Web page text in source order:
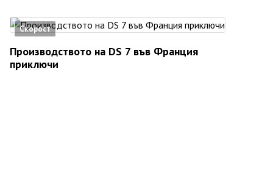
Скорост
Производството на DS 7 във Франция
приключи